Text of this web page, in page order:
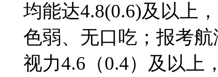
均能达4.8(0.6)及以上
色弱、无口吃；报考
视力4.6（0.4）及以上